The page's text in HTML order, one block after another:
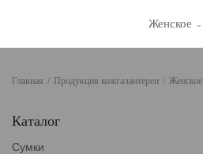
Женское
Главная / Продукция кожгалантереи / Женское
Каталог
Сумки